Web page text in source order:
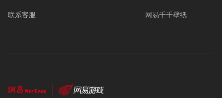
联系客服 网易千千壁纸